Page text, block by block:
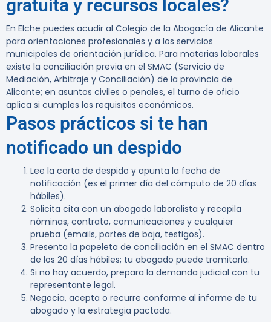
gratuita y recursos locales?
En Elche puedes acudir al Colegio de la Abogacía de Alicante
para orientaciones profesionales y a los servicios
municipales de orientación jurídica. Para materias laborales
existe la conciliación previa en el SMAC (Servicio de
Mediación, Arbitraje y Conciliación) de la provincia de
Alicante; en asuntos civiles o penales, el turno de oficio
aplica si cumples los requisitos económicos.
Pasos prácticos si te han
notificado un despido
Lee la carta de despido y apunta la fecha de
notificación (es el primer día del cómputo de 20 días
hábiles).
Solicita cita con un abogado laboralista y recopila
nóminas, contrato, comunicaciones y cualquier
prueba (emails, partes de baja, testigos).
Presenta la papeleta de conciliación en el SMAC dentro
de los 20 días hábiles; tu abogado puede tramitarla.
Si no hay acuerdo, prepara la demanda judicial con tu
representante legal.
Negocia, acepta o recurre conforme al informe de tu
abogado y la estrategia pactada.